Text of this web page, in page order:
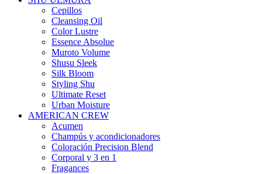
Cepillos
Cleansing Oil
Color Lustre
Essence Absolue
Muroto Volume
Shusu Sleek
Silk Bloom
Styling Shu
Ultimate Reset
Urban Moisture
AMERICAN CREW
Acumen
Champús y acondicionadores
Coloración Precision Blend
Corporal y 3 en 1
Fragances